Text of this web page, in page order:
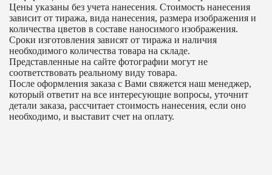
Цены указаны без учета нанесения. Стоимость нанесения
зависит от тиража, вида нанесения, размера изображения и
количества цветов в составе наносимого изображения.
Сроки изготовления зависят от тиража и наличия
необходимого количества товара на складе.
Представленные на сайте фотографии могут не
соответствовать реальному виду товара.
После оформления заказа с Вами свяжется наш менеджер,
который ответит на все интересующие вопросы, уточнит
детали заказа, рассчитает стоимость нанесения, если оно
необходимо, и выставит счет на оплату.